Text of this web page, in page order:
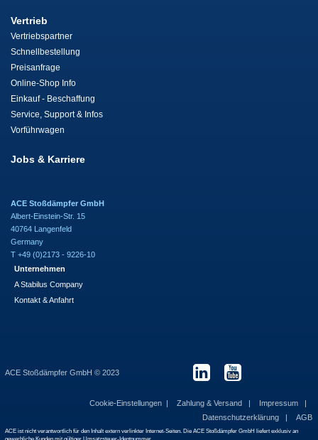
Vertrieb
Vertriebspartner
Schnellbestellung
Preisanfrage
Online-Shop Info
Einkauf - Beschaffung
Service, Support & Infos
Vorführwagen
Jobs & Karriere
ACE Stoßdämpfer GmbH
Albert-Einstein-Str. 15
40764 Langenfeld
Germany
T +49 (0)2173 - 9226-10
Unternehmen
A Stabilus Company
Kontakt & Anfahrt
ACE Stoßdämpfer GmbH © 2023
Cookie-Einstellungen Zahlung & Versand
Impressum
Datenschutzerklärung
AGB
ACE ist nicht verantwortlich für den Inhalt extern verlinkter Internet-Seiten. Die ACE Stoßdämpfer GmbH liefert exklusiv an
gewerbliche Kunden mit gültiger Umsatzsteuer-Identnummer.